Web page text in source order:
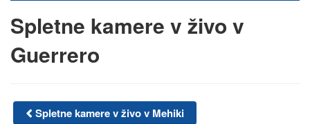
Spletne kamere v živo v
Guerrero
Spletne kamere v živo v Mehiki